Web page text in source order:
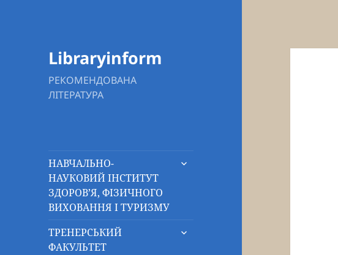
Libraryinform
РЕКОМЕНДОВАНА
ЛІТЕРАТУРА
НАВЧАЛЬНО-
НАУКОВИЙ ІНСТИТУТ
ЗДОРОВ’Я, ФІЗИЧНОГО
ВИХОВАННЯ І ТУРИЗМУ
розгорнути
ТРЕНЕРСЬКИЙ
ФАКУЛЬТЕТ
розгорнути